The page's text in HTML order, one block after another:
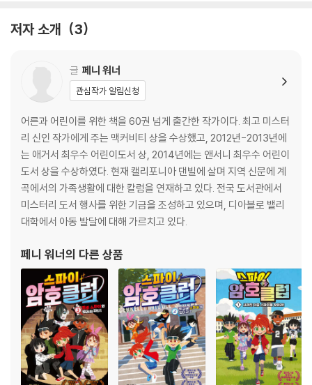
14. 두 개의 암호 165
16. 해골 할아버지의 열쇠 191
17. 사건 종료 209
* 담당자가 직접 해독한 것이므로 틀린 부분이 있을 수 있습니다.
저자 소개 3
글 페니 워너
관심작가 알림신청
어른과 어린이를 위한 책을 60권 넘게 출간한 작가이다. 최고 미스터
리 신인 작가에게 주는 맥커비티 상을 수상했고, 2012년-2013년에
는 애거서 최우수 어린이도서 상, 2014년에는 앤서니 최우수 어린이
도서 상을 수상하였다. 현재 캘리포니아 댄빌에 살며 지역 신문에 계
곡에서의 가족생활에 대한 칼럼을 연재하고 있다. 전국 도서관에서
미스터리 도서 행사를 위한 기금을 조성하고 있으며, 디아블로 밸리
대학에서 아동 발달에 대해 가르치고 있다.
페니 워너의 다른 상품